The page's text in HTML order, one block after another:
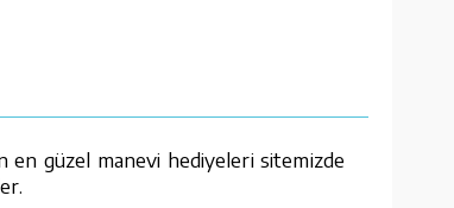
güzel manevi hediyeleri sitemizde